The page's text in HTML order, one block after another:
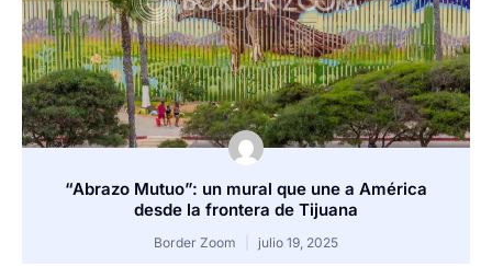
“Abrazo Mutuo”: un mural que une a América
desde la frontera de Tijuana
Border Zoom julio 19, 2025